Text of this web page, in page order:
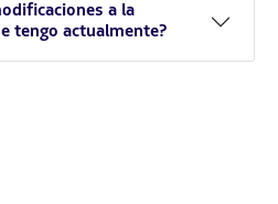
a la
suscripción/planes que tengo actualmente?